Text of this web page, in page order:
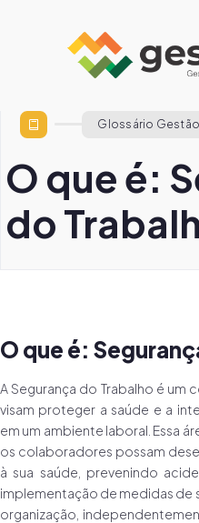
Glossário
O que é:
do
O que é:
A Segurança do Trabalho é um
visam proteger a saúde e a
em um ambiente laboral. Essa
os colaboradores possam
à sua saúde, prevenindo
implementação de medidas de
organização,